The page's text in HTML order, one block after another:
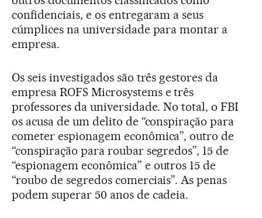
confidenciais, e os entregaram a seus
cúmplices na universidade para montar a
empresa.
Os seis investigados são três gestores da
empresa ROFS Microsystems e três
professores da universidade. No total, o FBI
os acusa de um delito de “conspiração para
cometer espionagem econômica”, outro de
“conspiração para roubar segredos”, 15 de
“espionagem econômica” e outros 15 de
“roubo de segredos comerciais”. As penas
podem superar 50 anos de cadeia.